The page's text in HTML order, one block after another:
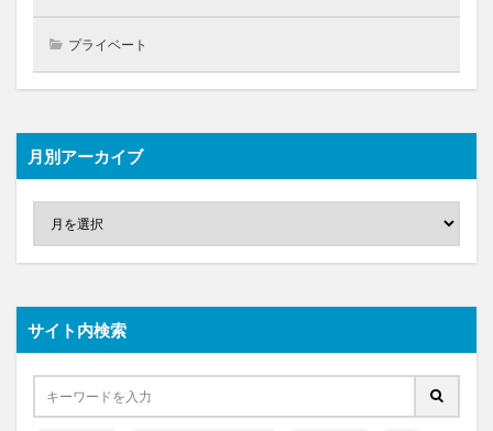
プライベート
月別アーカイブ
サイト内検索